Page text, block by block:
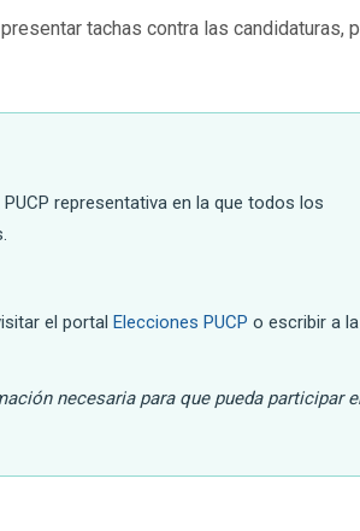
tachas contra las candidaturas,
representativa en la que todos los
el portal Elecciones PUCP o escribir a la
necesaria para que pueda participar